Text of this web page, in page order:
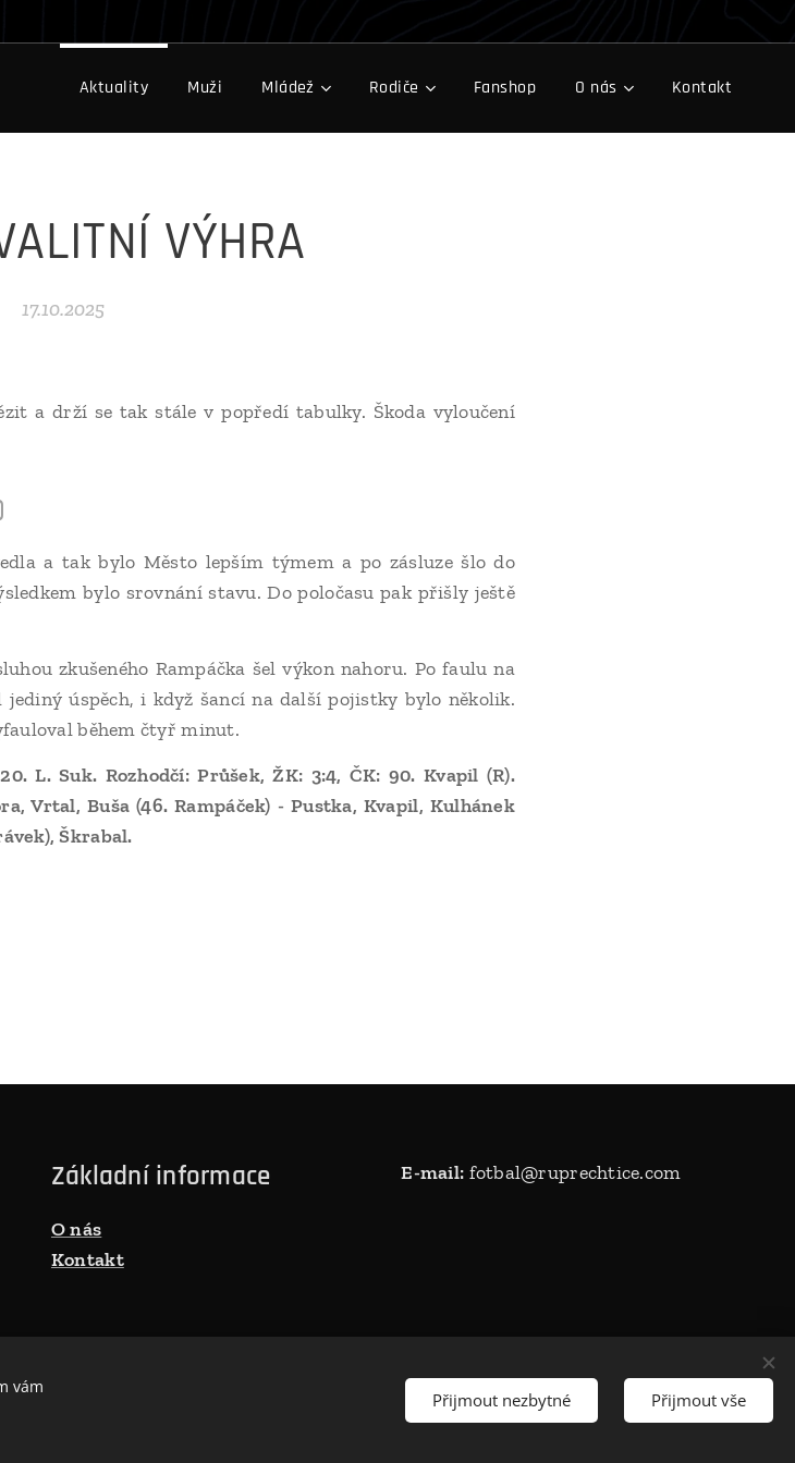
Aktuality Muži Mládež Rodiče Fanshop O nás Kontakt
VÝHRA
17.10.2025
a drží se tak stále v popředí tabulky. Škoda vyloučení
a tak bylo Město lepším týmem a po zásluze šlo do
bylo srovnání stavu. Do poločasu pak přišly ještě
zkušeného Rampáčka šel výkon nahoru. Po faulu na
úspěch, i když šancí na další pojistky bylo několik.
během čtyř minut.
L. Suk. Rozhodčí: Průšek, ŽK: 3:4, ČK: 90. Kvapil (R).
Vrtal, Buša (46. Rampáček) - Pustka, Kvapil, Kulhánek
Škrabal.
Základní informace
O nás
Kontakt
E-mail: fotbal@ruprechtice.com
vám
Přijmout nezbytné Přijmout vše